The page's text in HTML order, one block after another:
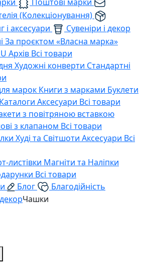
Поштові марки
(Колекціонування)
і аксесуари
Сувеніри і декор
За проєктом «Власна марка»
Архів Всі товари
Художні конверти Стандартні
марок Книги з марками Буклети
Каталоги Аксесуари Всі товари
з повітряною вставкою
з клапаном Всі товари
Худі та Світшоти Аксесуари Всі
листівки Магніти та Наліпки
Всі товари
Блог
Благодійність
Чашки